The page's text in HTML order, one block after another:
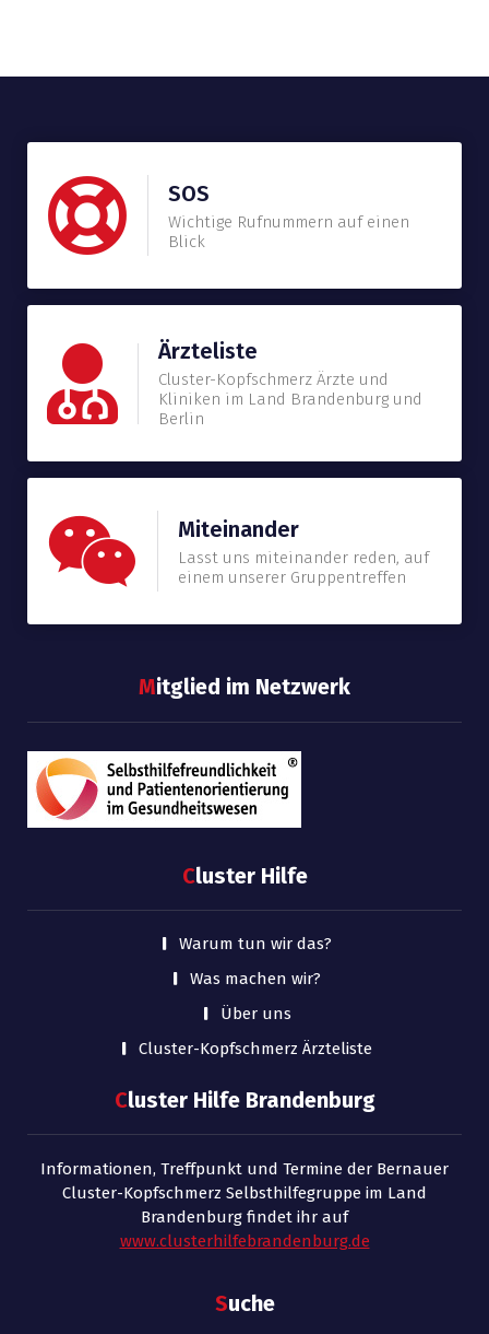
SOS
Wichtige Rufnummern auf einen
Blick
Ärzteliste
Cluster-Kopfschmerz Ärzte und
Kliniken im Land Brandenburg und
Berlin
Miteinander
Lasst uns miteinander reden, auf
einem unserer Gruppentreffen
Mitglied im Netzwerk
Cluster Hilfe
Warum tun wir das?
Was machen wir?
Über uns
Cluster-Kopfschmerz Ärzteliste
Cluster Hilfe Brandenburg
Informationen, Treffpunkt und Termine der Bernauer
Cluster-Kopfschmerz Selbsthilfegruppe im Land
Brandenburg findet ihr auf
www.clusterhilfebrandenburg.de
Suche